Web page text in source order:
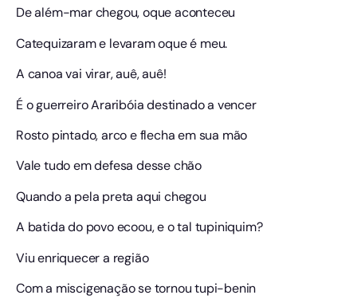
De além-mar chegou, oque aconteceu
Catequizaram e levaram oque é meu.
A canoa vai virar, auê, auê!
É o guerreiro Araribóia destinado a vencer
Rosto pintado, arco e flecha em sua mão
Vale tudo em defesa desse chão
Quando a pela preta aqui chegou
A batida do povo ecoou, e o tal tupiniquim?
Viu enriquecer a região
Com a miscigenação se tornou tupi-benin